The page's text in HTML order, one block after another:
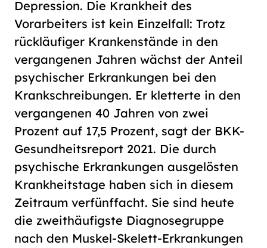
Depression. Die Krankheit des
Vorarbeiters ist kein Einzelfall: Trotz
rückläufiger Krankenstände in den
vergangenen Jahren wächst der Anteil
psychischer Erkrankungen bei den
Krankschreibungen. Er kletterte in den
vergangenen 40 Jahren von zwei
Prozent auf 17,5 Prozent, sagt der BKK-
Gesundheitsreport 2021. Die durch
psychische Erkrankungen ausgelösten
Krankheitstage haben sich in diesem
Zeitraum verfünffacht. Sie sind heute
die zweithäufigste Diagnosegruppe
nach den Muskel-Skelett-Erkrankungen